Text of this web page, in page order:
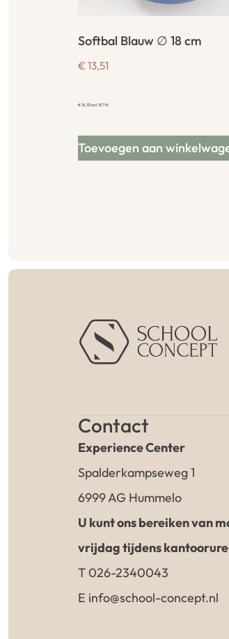
Softbal Blauw ∅ 18 cm
€ 13,51
€16,35incl. BTW
Toevoegen aan
Contact
Experience Center
Spalderkampseweg 1
6999 AG Hummelo
U kunt ons bereiken van
vrijdag tijdens
T 026-2340043
E info@school-concept.nl